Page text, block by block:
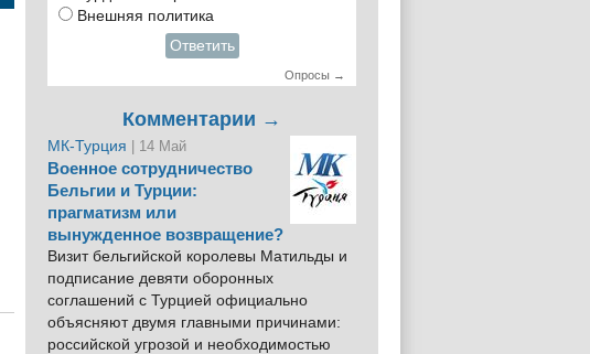
Внешняя политика
Ответить
Опросы →
Комментарии →
МК-Турция | 14 Май
Военное сотрудничество
Бельгии и Турции:
прагматизм или
вынужденное возвращение?
Визит бельгийской королевы Матильды и
подписание девяти оборонных
соглашений с Турцией официально
объясняют двумя главными причинами:
российской угрозой и необходимостью